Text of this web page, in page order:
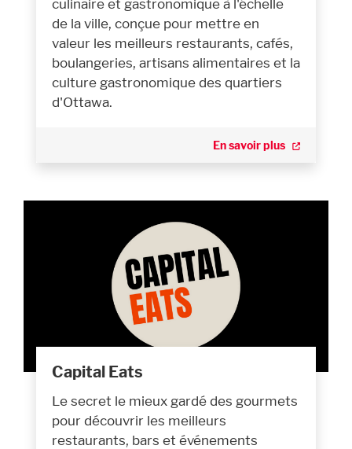
culinaire et gastronomique à l'échelle
de la ville, conçue pour mettre en
valeur les meilleurs restaurants, cafés,
boulangeries, artisans alimentaires et la
culture gastronomique des quartiers
d'Ottawa.
En savoir plus
Capital Eats
Le secret le mieux gardé des gourmets
pour découvrir les meilleurs
restaurants, bars et événements